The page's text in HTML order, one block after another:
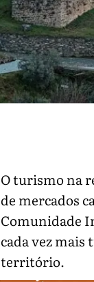
O turismo na
de mercados
Comunidade
cada vez
território.